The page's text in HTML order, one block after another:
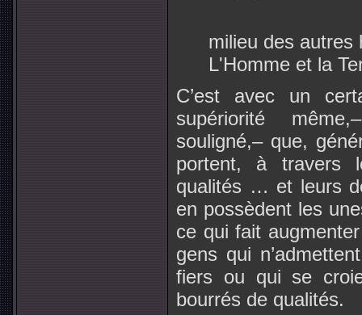
milieu des autres
L'Homme et la
C’est avec un
supériorité
souligné,– que,
portent, à travers
qualités … et leurs
en possèdent les
ce qui fait
gens qui
fiers ou qui se
bourrés de qualités.